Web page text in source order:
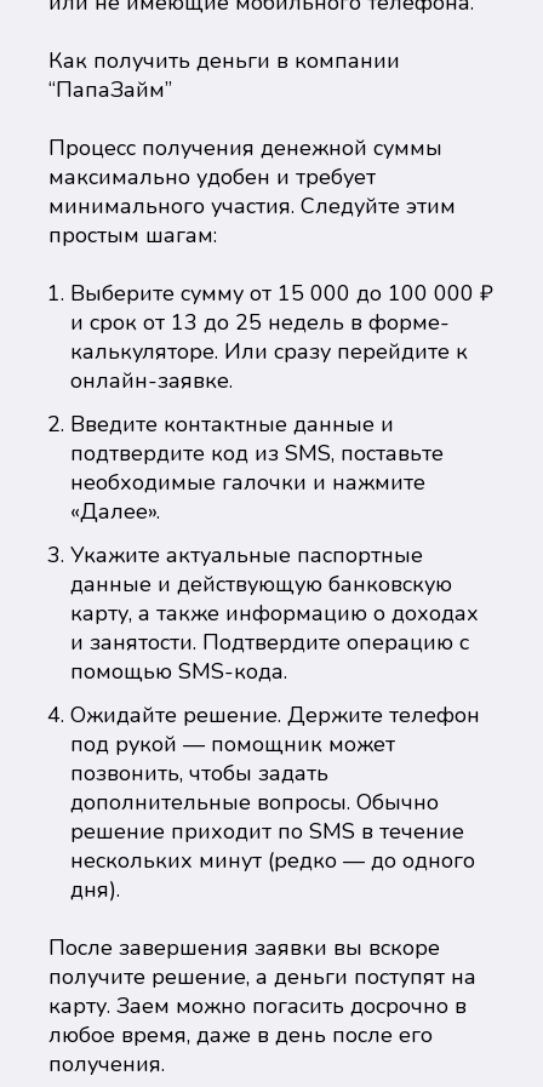
Как получить деньги в компании
“ПапаЗайм”
Процесс получения денежной суммы
максимально удобен и требует
минимального участия. Следуйте этим
простым шагам:
Выберите сумму от 15 000 до 100 000 ₽
и срок от 13 до 25 недель в форме-
калькуляторе. Или сразу перейдите к
онлайн-заявке.
Введите контактные данные и
подтвердите код из SMS, поставьте
необходимые галочки и нажмите
«Далее».
Укажите актуальные паспортные
данные и действующую банковскую
карту, а также информацию о доходах
и занятости. Подтвердите операцию с
помощью SMS-кода.
Ожидайте решение. Держите телефон
под рукой — помощник может
позвонить, чтобы задать
дополнительные вопросы. Обычно
решение приходит по SMS в течение
нескольких минут (редко — до одного
дня).
После завершения заявки вы вскоре
получите решение, а деньги поступят на
карту. Заем можно погасить досрочно в
любое время, даже в день после его
получения.